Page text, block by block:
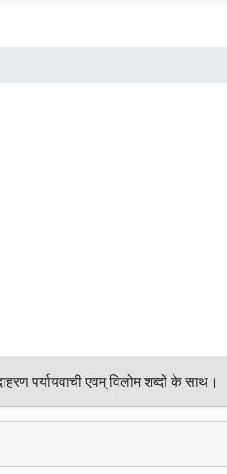
पर्यायवाची एवम् विलोम शब्दों के साथ।